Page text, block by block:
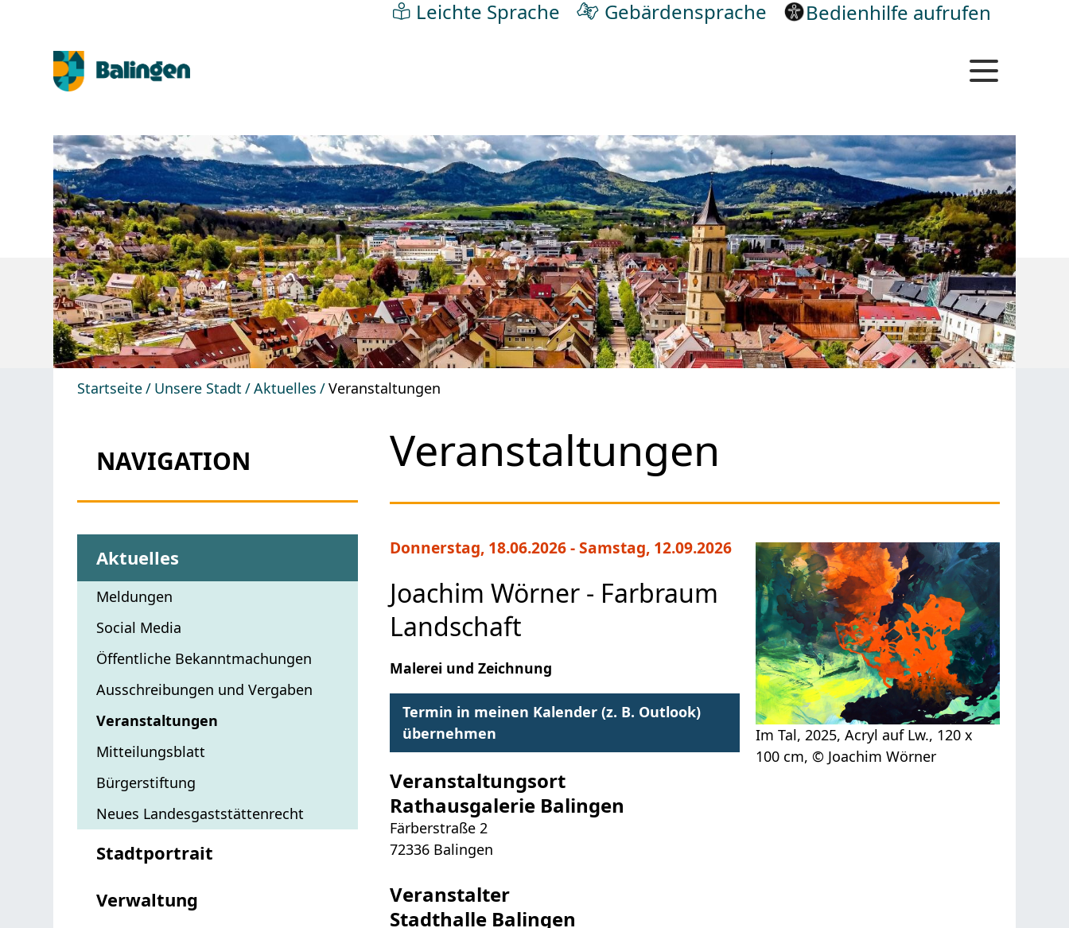
Leichte Sprache Gebärdensprache Bedienhilfe aufrufen
Startseite Unsere Stadt Aktuelles Veranstaltungen
NAVIGATION
Aktuelles
Meldungen
Social Media
Öffentliche Bekanntmachungen
Ausschreibungen und Vergaben
Veranstaltungen
Mitteilungsblatt
Bürgerstiftung
Neues Landesgaststättenrecht
Stadtportrait
Verwaltung
Veranstaltungen
Im Tal, 2025, Acryl auf Lw., 120 x
100 cm, © Joachim Wörner
Donnerstag, 18.06.2026-Samstag, 12.09.2026
Joachim Wörner - Farbraum
Landschaft
Malerei und Zeichnung
Termin in meinen Kalender (z. B. Outlook)
übernehmen
Veranstaltungsort
Rathausgalerie Balingen
Färberstraße 2
72336 Balingen
Veranstalter
Stadthalle Balingen